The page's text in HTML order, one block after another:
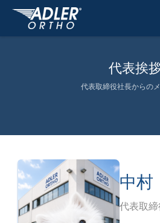
代表挨
代表取締役社長からの
中
代表取